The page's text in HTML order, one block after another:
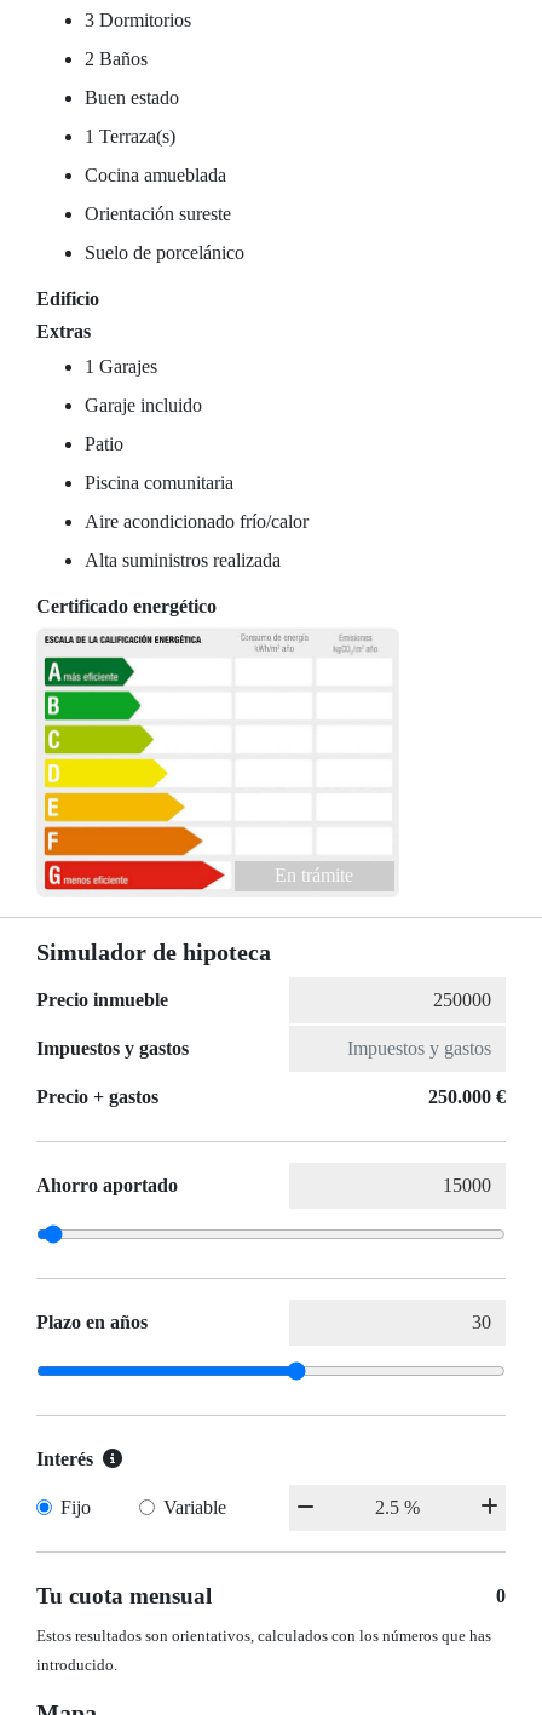
3 Dormitorios
2 Baños
Buen estado
1 Terraza(s)
Cocina amueblada
Orientación sureste
Suelo de porcelánico
Edificio
Extras
1 Garajes
Garaje incluido
Patio
Piscina comunitaria
Aire acondicionado frío/calor
Alta suministros realizada
Certificado energético
En trámite
Simulador de hipoteca
Precio inmueble
Impuestos y gastos
Precio + gastos 250.000 €
Ahorro aportado
Plazo en años
Interés
Fijo Variable
Tu cuota mensual 0
Estos resultados son orientativos, calculados con los números que has
introducido.